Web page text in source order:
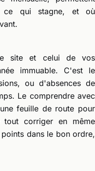
ce qui stagne, et où
site et celui de vos
immuable. C'est le
ou d'absences de
Le comprendre avec
feuille de route pour
tout corriger en même
dans le bon ordre,